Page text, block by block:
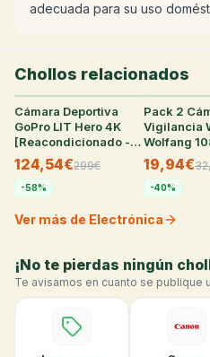
adecuada para su uso
Chollos relacionados
35
Cámara Deportiva
GoPro LIT Hero 4K
[Reacondicionado -
Como Nuevo]
124,54€299€
-58%
Pack 2
Vigilancia
Wolfang
Interior
19,94€
-40%
Ver más de Electrónica
¡No te pierdas ningún
Te avisamos en cuanto se publique